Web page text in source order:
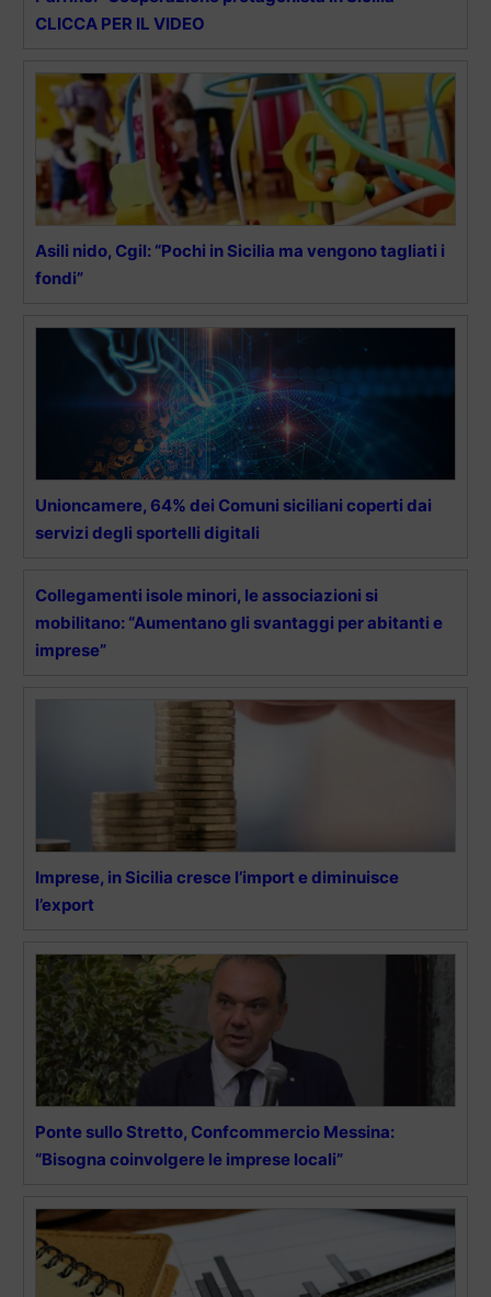
CLICCA PER IL VIDEO
Asili nido, Cgil: “Pochi in Sicilia ma vengono tagliati i
fondi”
Unioncamere, 64% dei Comuni siciliani coperti dai
servizi degli sportelli digitali
Collegamenti isole minori, le associazioni si
mobilitano: “Aumentano gli svantaggi per abitanti e
imprese”
Imprese, in Sicilia cresce l’import e diminuisce
l’export
Ponte sullo Stretto, Confcommercio Messina:
“Bisogna coinvolgere le imprese locali”